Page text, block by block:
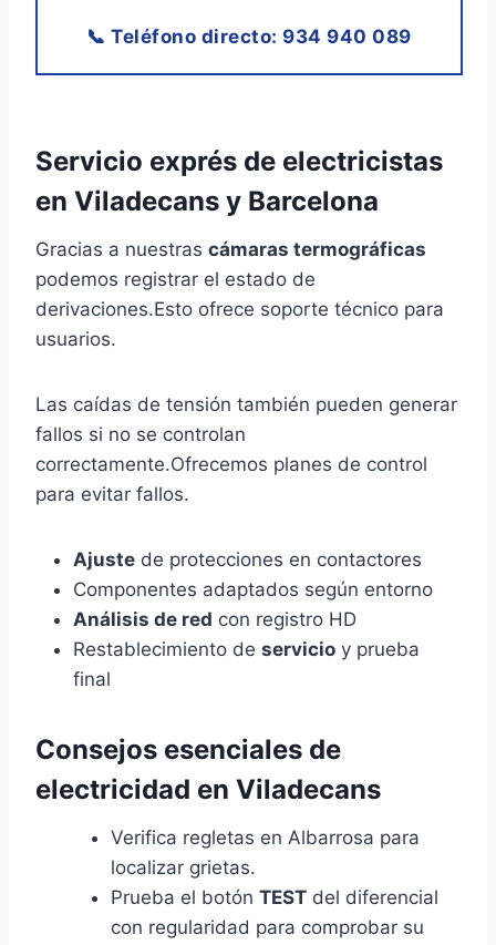
📞 Teléfono directo: 934 940 089
Servicio exprés de electricistas
en Viladecans y Barcelona
Gracias a nuestras cámaras termográficas
podemos registrar el estado de
derivaciones.Esto ofrece soporte técnico para
usuarios.
Las caídas de tensión también pueden generar
fallos si no se controlan
correctamente.Ofrecemos planes de control
para evitar fallos.
Ajuste de protecciones en contactores
Componentes adaptados según entorno
Análisis de red con registro HD
Restablecimiento de servicio y prueba
final
Consejos esenciales de
electricidad en Viladecans
Verifica regletas en Albarrosa para
localizar grietas.
Prueba el botón TEST del diferencial
con regularidad para comprobar su